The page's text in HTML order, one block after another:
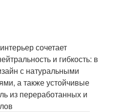
сочетает
и гибкость: в
с натуральными
а также устойчивые
из переработанных и